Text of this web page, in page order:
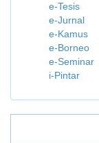
e-Tesis
e-Jurnal
e-Kamus
e-Borneo
e-Seminar
i-Pintar